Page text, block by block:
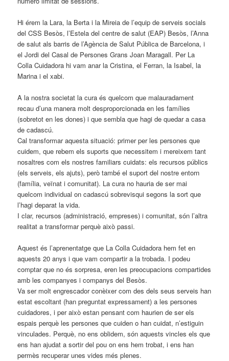
Hi érem la Lara, la Berta i la Mireia de l’equip de serveis socials
del CSS Besòs, l’Estela del centre de salut (EAP) Besòs, l’Anna
de salut als barris de l’Agència de Salut Pública de Barcelona, i
el Jordi del Casal de Persones Grans Joan Maragall. Per La
Colla Cuidadora hi vam anar la Cristina, el Ferran, la Isabel, la
Marina i el xabi.
A la nostra societat la cura és quelcom que malauradament
recau d’una manera molt desproporcionada en les famílies
(sobretot en les dones) i que sembla que hagi de quedar a casa
de cadascú.
Cal transformar aquesta situació: primer per les persones que
cuidem, que rebem els suports que necessitem i mereixem tant
nosaltres com els nostres familiars cuidats: els recursos públics
(els serveis, els ajuts), però també el suport del nostre entorn
(família, veïnat i comunitat). La cura no hauria de ser mai
quelcom individual on cadascú sobrevisqui segons la sort que
l’hagi deparat la vida.
I clar, recursos (administració, empreses) i comunitat, són l’altra
realitat a transformar perquè això passi.
Aquest és l’aprenentatge que La Colla Cuidadora hem fet en
aquests 20 anys i que vam compartir a la trobada. I podeu
comptar que no és sorpresa, eren les preocupacions compartides
amb les companyes i companys del Besòs.
Va ser molt engrescador conèixer com des dels seus serveis han
estat escoltant (han preguntat expressament) a les persones
cuidadores, i per això estan pensant com haurien de ser els
espais perquè les persones que cuiden o han cuidat, n’estiguin
vinculades. Perquè, no ens oblidem, són aquests vincles els que
ens han ajudat a sortir del pou on ens hem trobat, i ens han
permès recuperar unes vides més plenes.